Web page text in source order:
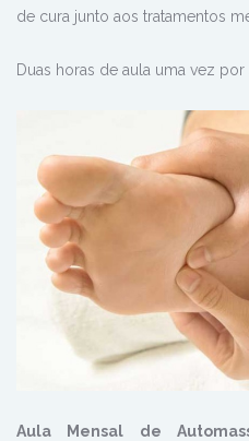
de cura junto aos tratamentos
Duas horas de aula uma vez por
Aula Mensal de